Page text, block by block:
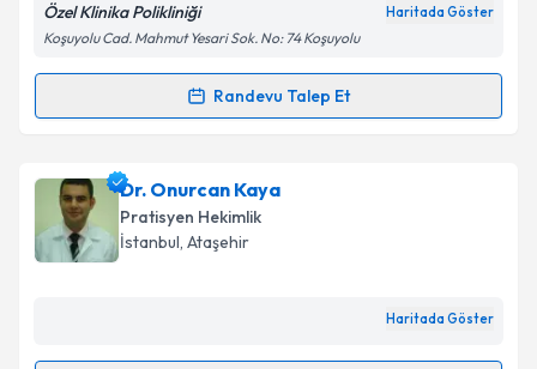
Kişisel verilerimin işlenmesine ilişkin
Aydınlatma
Metni'ni okudum ve kişisel verilerimin belirtilen
kapsamda işlenmesini kabul ediyorum.
Özel Klinika Polikliniği Haritada Göster
Koşuyolu Cad. Mahmut Yesari Sok. No: 74 Koşuyolu
Randevu Talep Et
Randevu Takvimi Talebi
Dr. Ayşegül Girgin için randevu takvimi talebi
oluşturun. Size bu uzmandan randevu almanız için bir
takvim hazırlandığında e-posta ile bilgilendireceğiz.
Dr. Onurcan Kaya
Pratisyen Hekimlik
İstanbul, Ataşehir
Haritada Göster